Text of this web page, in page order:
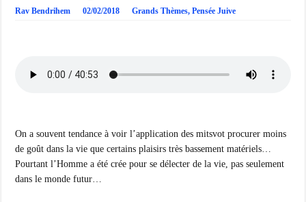
Rav Bendrihem 02/02/2018 Grands Thèmes,Pensée Juive
On a souvent tendance à voir l’application des mitsvot procurer moins
de goût dans la vie que certains plaisirs très bassement matériels…
Pourtant l’Homme a été crée pour se délecter de la vie, pas seulement
dans le monde futur…